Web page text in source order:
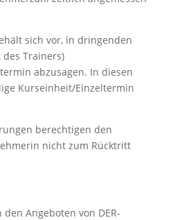
sich vor, in dringenden
des Trainers)
abzusagen. In diesen
Kurseinheit/Einzeltermin
berechtigen den
nicht zum Rücktritt
Angeboten von DER-